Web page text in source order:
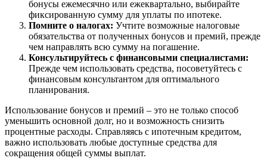
бонусы ежемесячно или ежеквартально, выбирайте
фиксированную сумму для уплаты по ипотеке.
Помните о налогах: Учтите возможные налоговые
обязательства от полученных бонусов и премий, прежде
чем направлять всю сумму на погашение.
Консультируйтесь с финансовыми специалистами:
Прежде чем использовать средства, посоветуйтесь с
финансовым консультантом для оптимального
планирования.
Использование бонусов и премий – это не только способ
уменьшить основной долг, но и возможность снизить
процентные расходы. Справляясь с ипотечным кредитом,
важно использовать любые доступные средства для
сокращения общей суммы выплат.